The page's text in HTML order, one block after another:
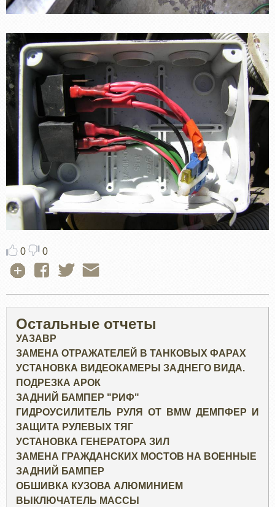
0 0
Остальные отчеты
УАЗАВР
ЗАМЕНА ОТРАЖАТЕЛЕЙ В ТАНКОВЫХ ФАРАХ
УСТАНОВКА ВИДЕОКАМЕРЫ ЗАДНЕГО ВИДА.
ПОДРЕЗКА АРОК
ЗАДНИЙ БАМПЕР "РИФ"
ГИДРОУСИЛИТЕЛЬ РУЛЯ ОТ BMW ДЕМПФЕР И
ЗАЩИТА РУЛЕВЫХ ТЯГ
УСТАНОВКА ГЕНЕРАТОРА ЗИЛ
ЗАМЕНА ГРАЖДАНСКИХ МОСТОВ НА ВОЕННЫЕ
ЗАДНИЙ БАМПЕР
ОБШИВКА КУЗОВА АЛЮМИНИЕМ
ВЫКЛЮЧАТЕЛЬ МАССЫ